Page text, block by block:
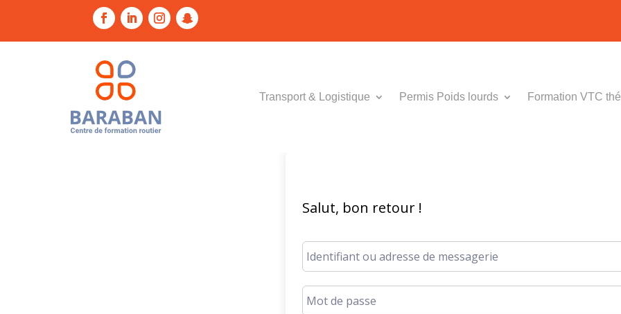
Transport & Logistique Permis Poids lourds Formation VTC
Salut, bon retour !